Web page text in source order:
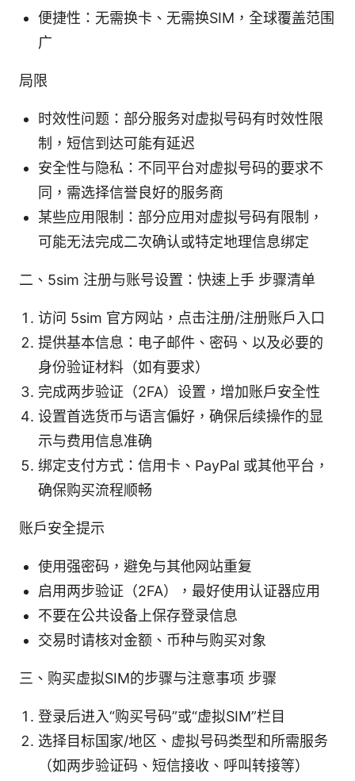
便捷性：无需换卡、无需换SIM，全球覆盖范围
广
局限
时效性问题：部分服务对虚拟号码有时效性限
制，短信到达可能有延迟
安全性与隐私：不同平台对虚拟号码的要求不
同，需选择信誉良好的服务商
某些应用限制：部分应用对虚拟号码有限制，
可能无法完成二次确认或特定地理信息绑定
二、5sim 注册与账号设置：快速上手 步骤清单
访问 5sim 官方网站，点击注册/注册账户入口
提供基本信息：电子邮件、密码、以及必要的
身份验证材料（如有要求）
完成两步验证（2FA）设置，增加账户安全性
设置首选货币与语言偏好，确保后续操作的显
示与费用信息准确
绑定支付方式：信用卡、PayPal 或其他平台，
确保购买流程顺畅
账户安全提示
使用强密码，避免与其他网站重复
启用两步验证（2FA），最好使用认证器应用
不要在公共设备上保存登录信息
交易时请核对金额、币种与购买对象
三、购买虚拟SIM的步骤与注意事项 步骤
登录后进入“购买号码”或“虚拟SIM”栏目
选择目标国家/地区、虚拟号码类型和所需服务
（如两步验证码、短信接收、呼叫转接等）